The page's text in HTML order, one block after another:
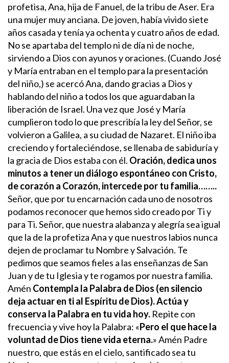
profetisa, Ana, hija de Fanuel, de la tribu de Aser. Era
una mujer muy anciana. De joven, había vivido siete
años casada y tenía ya ochenta y cuatro años de edad.
No se apartaba del templo ni de día ni de noche,
sirviendo a Dios con ayunos y oraciones. (Cuando José
y María entraban en el templo para la presentación
del niño,) se acercó Ana, dando gracias a Dios y
hablando del niño a todos los que aguardaban la
liberación de Israel. Una vez que José y María
cumplieron todo lo que prescribía la ley del Señor, se
volvieron a Galilea, a su ciudad de Nazaret. El niño iba
creciendo y fortaleciéndose, se llenaba de sabiduría y
la gracia de Dios estaba con él. Oración, dedica unos
minutos a tener un diálogo espontáneo con Cristo,
de corazón a Corazón, intercede por tu familia……..
Señor, que por tu encarnación cada uno de nosotros
podamos reconocer que hemos sido creado por Ti y
para Ti.Señor, que nuestra alabanza y alegría sea igual
que la de la profetiza Ana y que nuestros labios nunca
dejen de proclamar tu Nombre y Salvación. Te
pedimos que seamos fieles a las enseñanzas de San
Juan y de tu Iglesia y te rogamos por nuestra familia.
Amén Contempla la Palabra de Dios (en silencio
deja actuar en ti al Espíritu de Dios). Actúa y
conserva la Palabra en tu vida hoy. Repite con
frecuencia y vive hoy la Palabra: «Pero el que hace la
voluntad de Dios tiene vida eterna.» Amén Padre
nuestro, que estás en el cielo, santificado sea tu